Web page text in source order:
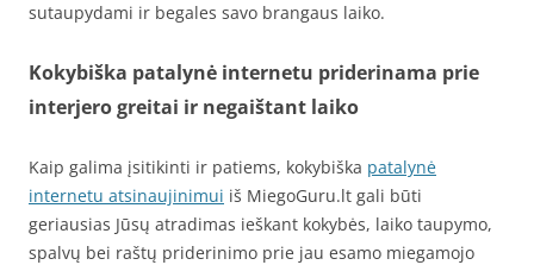
sutaupydami ir begales savo brangaus laiko.
Kokybiška patalynė internetu priderinama prie
interjero greitai ir negaištant laiko
Kaip galima įsitikinti ir patiems, kokybiška patalynė
internetu atsinaujinimui iš MiegoGuru.lt gali būti
geriausias Jūsų atradimas ieškant kokybės, laiko taupymo,
spalvų bei raštų priderinimo prie jau esamo miegamojo